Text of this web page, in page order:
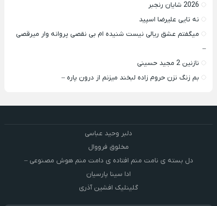
2026 شایان رنجبر
نه تایی علیرضا اسپید
میگفتم عشق ریالی نیست شنیده ام بی نقصی پروانه وار میرقصی
–
نازنین 2 مجید حسینی
بم زنگ نزن حروم زاده لبخند میزنم از درون پاره –
دلبر وحید عباسی
مخلوق فرووال
دل بسته ی نامت منم افتاده ی دامت منم هوش مصنوعی –
ادا سینا پارسیان
گلینلیک افشین آذری